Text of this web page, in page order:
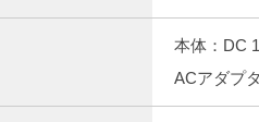
本体：DC
ACアダプ